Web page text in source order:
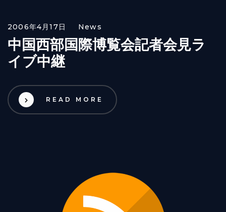
2006年4月17日 News
中国西部国際博覧会記者会見ラ
イブ中継
READ MORE